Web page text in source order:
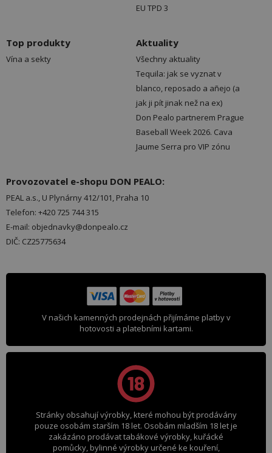
EU TPD 3
Top produkty
Vína a sekty
Aktuality
Všechny aktuality
Tequila: jak se vyznat v
blanco, reposado a añejo (a
jak ji pít jinak než na ex)
Don Pealo partnerem Prague
Baseball Week 2026. Cava
Jaume Serra pro VIP zónu
Provozovatel e-shopu DON PEALO:
PEAL a.s., U Plynárny 412/101, Praha 10
Telefon: +420 725 744 315
E-mail: objednavky@donpealo.cz
DIČ: CZ25775634
V našich kamenných prodejnách přijímáme platby v
hotovosti a platebními kartami.
Stránky obsahují výrobky, které mohou být prodávány
pouze osobám starším 18 let. Osobám mladším 18 let je
zakázáno prodávat tabákové výrobky, kuřácké
pomůcky, bylinné výrobky určené ke kouření,